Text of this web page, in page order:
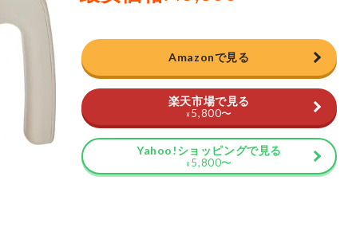
Amazonで見る
楽天市場で見る
¥ 5,800〜
Yahoo!ショッピングで見る
¥ 5,800〜